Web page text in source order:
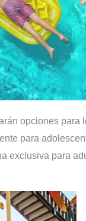
opciones para
para
exclusiva para